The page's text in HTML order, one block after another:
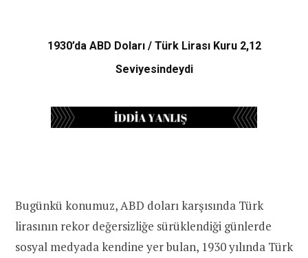
1930’da ABD Doları / Türk Lirası Kuru 2,12
Seviyesindeydi
Bugünkü konumuz, ABD doları karşısında Türk
lirasının rekor değersizliğe sürüklendiği günlerde
sosyal medyada kendine yer bulan, 1930 yılında Türk